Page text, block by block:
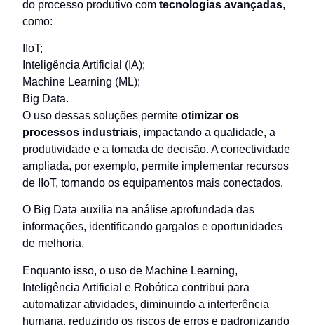
do processo produtivo com tecnologias avançadas,
como:
IIoT;
Inteligência Artificial (IA);
Machine Learning (ML);
Big Data.
O uso dessas soluções permite otimizar os
processos industriais, impactando a qualidade, a
produtividade e a tomada de decisão. A conectividade
ampliada, por exemplo, permite implementar recursos
de IIoT, tornando os equipamentos mais conectados.
O Big Data auxilia na análise aprofundada das
informações, identificando gargalos e oportunidades
de melhoria.
Enquanto isso, o uso de Machine Learning,
Inteligência Artificial e Robótica contribui para
automatizar atividades, diminuindo a interferência
humana, reduzindo os riscos de erros e padronizando